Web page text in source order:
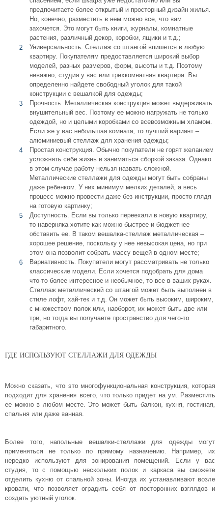
предпочитаете более открытый и просторный дизайн жилья.
Но, конечно, разместить в нем можно все, что вам
захочется. Это могут быть книги, журналы, комнатные
растения, различный декор, коробки, ящики и т.д.;
Универсальность. Стеллаж со штангой впишется в любую
квартиру. Покупателям предоставляется широкий выбор
моделей, разных размеров, форм, высоты и т.д. Поэтому
неважно, студия у вас или трехкомнатная квартира. Вы
определенно найдете свободный уголок для такой
конструкции с вешалкой для одежды;
Прочность. Металлическая конструкция может выдерживать
внушительный вес. Поэтому ее можно нагружать не только
одеждой, но и целыми коробками со всевозможным хламом.
Если же у вас небольшая комната, то лучший вариант –
алюминиевый стеллаж для хранения одежды;
Простая конструкция. Обычно покупатели не горят желанием
усложнять себе жизнь и заниматься сборкой заказа. Однако
в этом случае работу нельзя назвать сложной.
Металлические стеллажи для одежды могут быть собраны
даже ребенком. У них минимум мелких деталей, а весь
процесс можно провести даже без инструкции, просто глядя
на готовую картинку;
Доступность. Если вы только переехали в новую квартиру,
то наверняка хотите как можно быстрее и бюджетнее
обставить ее. В таком вешалка-стеллаж металлическая –
хорошее решение, поскольку у нее невысокая цена, но при
этом она позволит собрать массу вещей в одном месте;
Вариативность. Покупатели могут рассматривать не только
классические модели. Если хочется подобрать для дома
что-то более интересное и необычное, то все в ваших руках.
Стеллаж металлический со штангой может быть выполнен в
стиле лофт, хай-тек и т.д. Он может быть высоким, широким,
с множеством полок или, наоборот, их может быть две или
три, но тогда вы получаете пространство для чего-то
габаритного.
ГДЕ ИСПОЛЬЗУЮТ СТЕЛЛАЖИ ДЛЯ ОДЕЖДЫ
Можно сказать, что это многофункциональная конструкция, которая
подходит для хранения всего, что только придет на ум. Разместить
ее можно в любом месте. Это может быть балкон, кухня, гостиная,
спальня или даже ванная.
Более того, напольные вешалки-стеллажи для одежды могут
применяться не только по прямому назначению. Например, их
нередко используют для зонирования помещений. Если у вас
студия, то с помощью нескольких полок и каркаса вы сможете
отделить кухню от спальной зоны. Иногда их устанавливают возле
кровати, что позволяет оградить себя от посторонних взглядов и
создать уютный уголок.